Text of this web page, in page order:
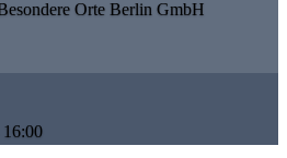
Orte Berlin GmbH